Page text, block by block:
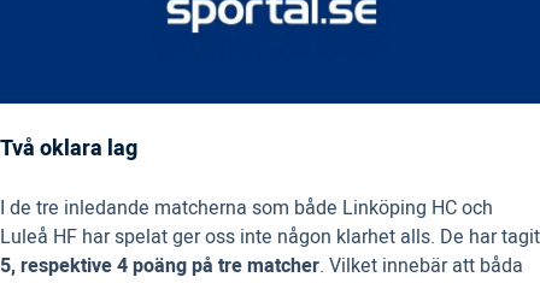
Två oklara lag
I de tre inledande matcherna som både Linköping HC och
Luleå HF har spelat ger oss inte någon klarhet alls. De har tagit
5, respektive 4 poäng på tre matcher. Vilket innebär att båda